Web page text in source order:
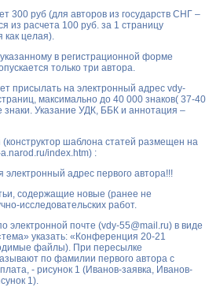
300 руб (для авторов из государств СНГ –
из расчета 100 руб. за 1 страницу
как целая).
в регистрационной форме
только три автора.
присылать на электронный адрес vdy-
максимально до 40 000 знаков( 37-40
Указание УДК, ББК и аннотация –
шаблона статей размещен на
index.htm) :
электронный адрес первого автора!!!
содержащие новые (ранее не
исследовательских работ.
электронной почте (vdy-55@mail.ru) в виде
указать: «Конференция 20-21
файлы). При пересылке
по фамилии первого автора с
- рисунок 1 (Иванов-заявка, Иванов-
1).